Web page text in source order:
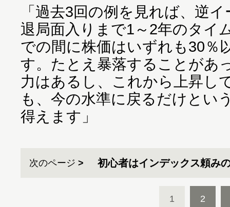
「過去3回の例を見れば、逆
退局面入りまで1～2年のタイ
での間に株価はいずれも30％
す。たとえ暴落することがあ
力はあるし、これから上昇し
も、今の水準に戻るだけとい
得えます」
次のページ 初心者はインデックス頼み
1 2